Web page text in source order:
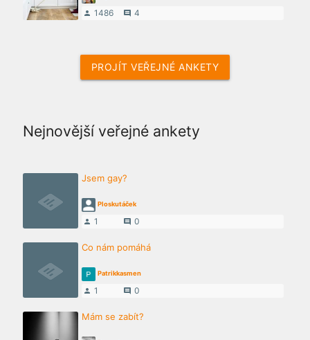
person 1486 comment 4
PROJÍT VEŘEJNÉ ANKETY
Nejnovější veřejné ankety
Jsem gay?
Ploskutáček
person 1 comment 0
Co nám pomáhá
Patrikkasmen
person 1 comment 0
Mám se zabít?